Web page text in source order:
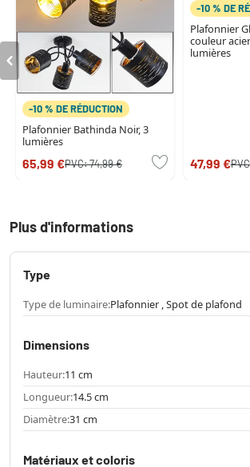
-10 % DE RÉDUCTION
Plafonnier Bathinda Noir, 3
lumières
65,99 €PVC:74,99 €
-10 % DE
Plafonnier
couleur
lumières
47,99 €
Plus d'informations
Type
Type de luminaire:Plafonnier , Spot de plafond
Dimensions
Hauteur:11 cm
Longueur:14.5 cm
Diamètre:31 cm
Matériaux et coloris